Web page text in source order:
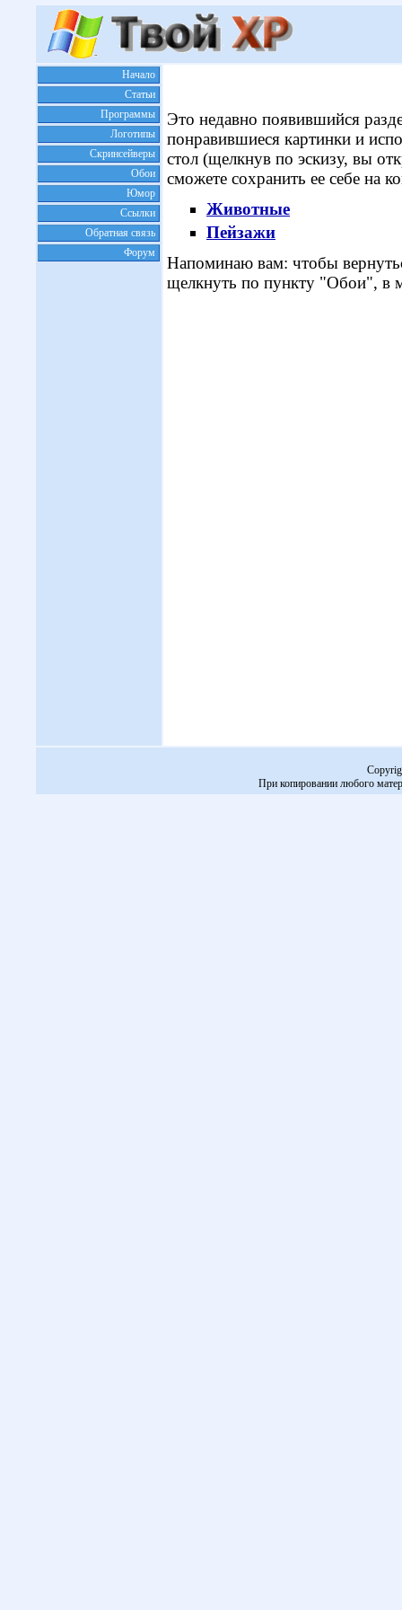
Начало
Статьи
Программы
Логотипы
Скринсейверы
Обои
Юмор
Ссылки
Обратная связь
Форум
Это недавно появившийся
понравившиеся картинки и
стол (щелкнув по эскизу, вы
сможете сохранить ее себе на
Животные
Пейзажи
Напоминаю вам: чтобы
щелкнуть по пункту "Обои", в
При копировании любого